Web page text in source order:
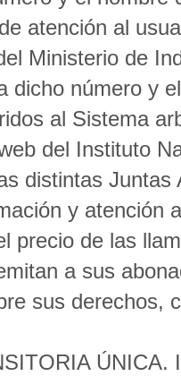
atención al
Ministerio de
dicho número y
al Sistema
del Instituto
distintas
y atención
precio de las
a sus
sus derechos,
ÚNICA.